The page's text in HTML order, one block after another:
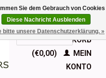
EUR
GBPDeutsch
Nederlands
English
IHR WARENKORB
(€0,00)
MEIN
KONTO
Sie dem Gebrauch von Cookies
Diese Nachricht Ausblenden
bitte unsere Datenschutzerklärung. »